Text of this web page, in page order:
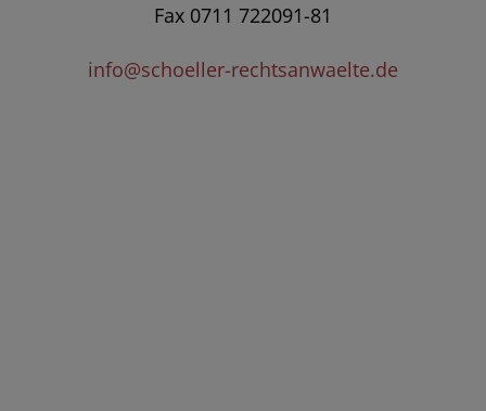
Fax 0711 722091-81
info@schoeller-rechtsanwaelte.de